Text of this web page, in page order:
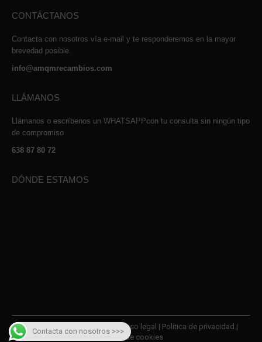
CONTÁCTANOS
Contacta con nosotros vía e-mail y te responderemos en la mayor
brevedad posible.
info@amqmrecambios.com
LLÁMANOS
Llámanos o escríbenos un WHATSAPPcon tu consulta sin ningún tipo
de compromiso
638 87 80 72
DÓNDE ESTAMOS
© 2026 AMQM Recambios | Aviso legal | Política de privacidad |
Política de cookies
Contacta con nosotros >>>